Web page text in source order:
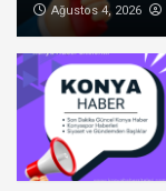
Ağustos 4, 2026